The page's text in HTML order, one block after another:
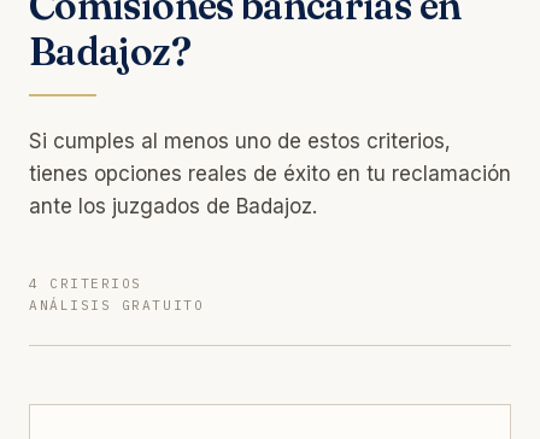
Badajoz?
Si cumples al menos uno de estos criterios,
tienes opciones reales de éxito en tu reclamación
ante los juzgados de Badajoz.
4 CRITERIOS
ANÁLISIS GRATUITO